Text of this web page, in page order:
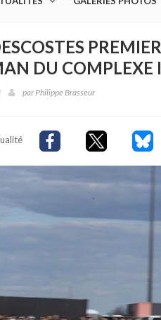
DU COMPLEXE
parPhilippe Brasseur